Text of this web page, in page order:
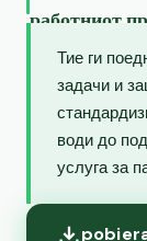
работниот
Тие ги
задачи и
води до
услуга за